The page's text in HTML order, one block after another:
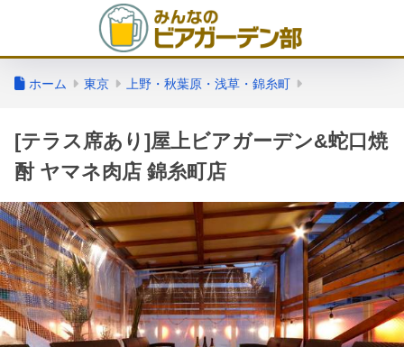
ホーム 東京 上野・秋葉原・浅草・錦糸町
[テラス席あり]屋上ビアガーデン&蛇口焼
酎 ヤマネ肉店 錦糸町店